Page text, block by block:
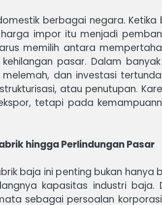
berbagai negara. Ketika
impor itu menjadi
memilih antara
pasar. Dalam
dan investasi
atau penutupan.
tetapi pada
hingga Perlindungan Pasar
baja ini penting bukan
kapasitas industri
sebagai persoalan